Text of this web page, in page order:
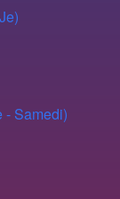
- Samedi)